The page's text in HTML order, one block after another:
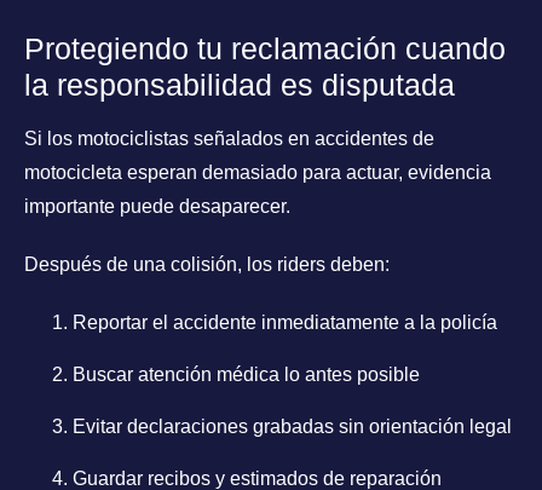
Protegiendo tu reclamación cuando
la responsabilidad es disputada
Si los motociclistas señalados en accidentes de
motocicleta esperan demasiado para actuar, evidencia
importante puede desaparecer.
Después de una colisión, los riders deben:
Reportar el accidente inmediatamente a la policía
Buscar atención médica lo antes posible
Evitar declaraciones grabadas sin orientación legal
Guardar recibos y estimados de reparación